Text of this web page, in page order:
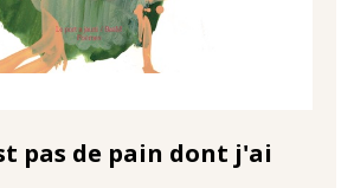
pas de pain dont j'ai